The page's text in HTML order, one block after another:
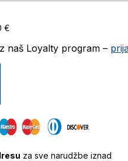
€
naš Loyalty program –
za sve narudžbe iznad